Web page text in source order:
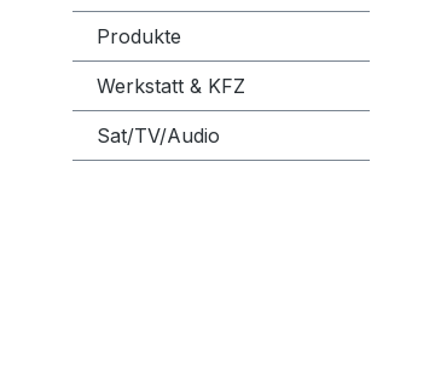
Produkte
Werkstatt & KFZ
Sat/TV/Audio